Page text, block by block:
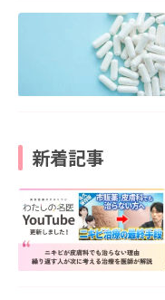
新着記事